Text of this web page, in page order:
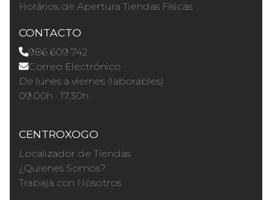
Horários de Apertura Tiendas Físicas
CONTACTO
986 609 742
Correo Electrónico
De lunes a viernes (laborables)
09.00h · 17.30h
CENTROXOGO
Localizador de Tiendas
¿Quienes Somos?
Trabaja con Nosotros